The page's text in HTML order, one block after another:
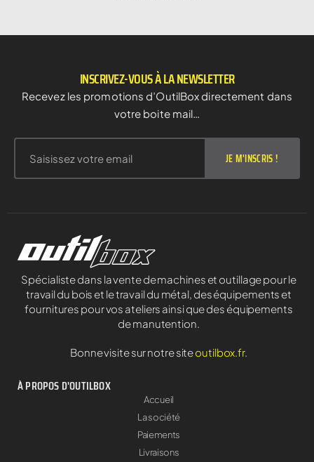
INSCRIVEZ-VOUS À LA NEWSLETTER
Recevez les promotions d’OutilBox directement dans
votre boite mail…
JE M'INSCRIS !
Spécialiste dans la vente de machines et outillage pour le
travail du bois et le travail du métal, des équipements et
fournitures pour vos ateliers ainsi que des équipements
de manutention.
Bonne visite sur notre siteoutilbox.fr.
À PROPOS D'OUTILBOX
Accueil
La société
Paiements
Livraisons